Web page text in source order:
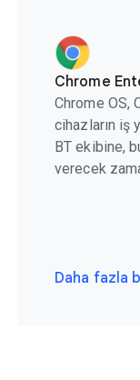
Chrome
Chrome OS,
cihazların iş
BT ekibine,
verecek
Daha fazla